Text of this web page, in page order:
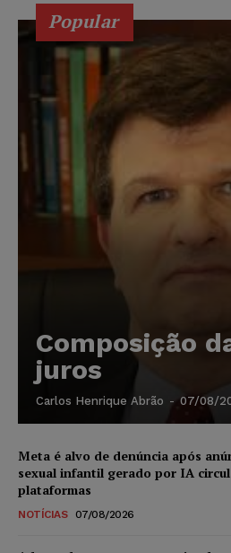
Popular
Composição
juros
Carlos Henrique Abrão - 07/08/
Meta é alvo de denúncia após
sexual infantil gerado por IA
plataformas
NOTÍCIAS 07/08/2026